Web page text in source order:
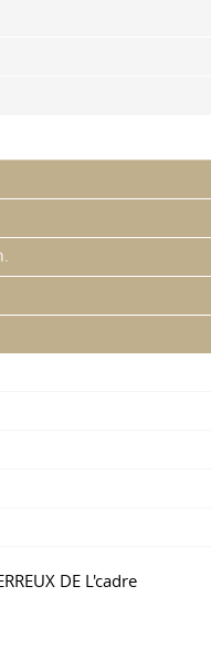
DE L'cadre